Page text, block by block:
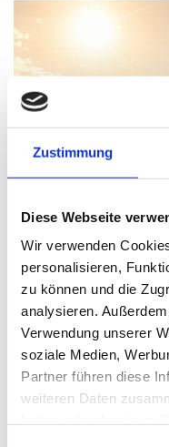
Zustimmung
Diese Webseite
Wir verwenden
personalisieren,
zu können und die
analysieren.
Verwendung unserer
soziale Medien,
Partner führen diese
weiteren Daten
Arbeitsschutz –
lebensgefährlich
Thomas Nasswetter 4.